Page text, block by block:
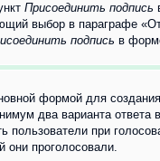
Присоединить подпись
выбор в параграфе
подпись в
формой для
два варианта
пользователи при
они проголосовали.